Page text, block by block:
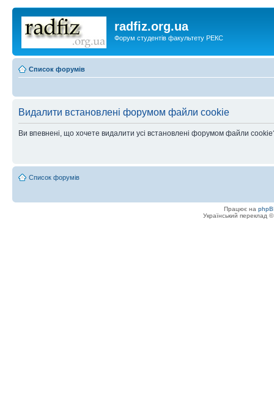
radfiz.org.ua
Форум студентів факультету РЕКС
Список форумів
Видалити встановлені форумом файли cookie
Ви впевнені, що хочете видалити усі встановлені форумом файли
Список форумів
Працює на
Український переклад